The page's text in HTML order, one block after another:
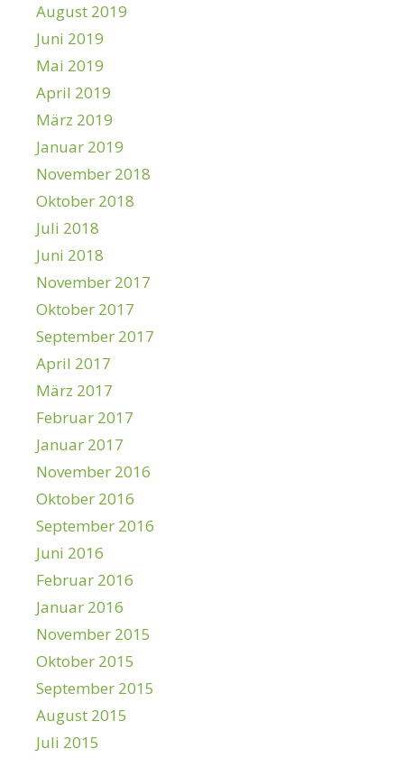
August 2019
Juni 2019
Mai 2019
April 2019
März 2019
Januar 2019
November 2018
Oktober 2018
Juli 2018
Juni 2018
November 2017
Oktober 2017
September 2017
April 2017
März 2017
Februar 2017
Januar 2017
November 2016
Oktober 2016
September 2016
Juni 2016
Februar 2016
Januar 2016
November 2015
Oktober 2015
September 2015
August 2015
Juli 2015